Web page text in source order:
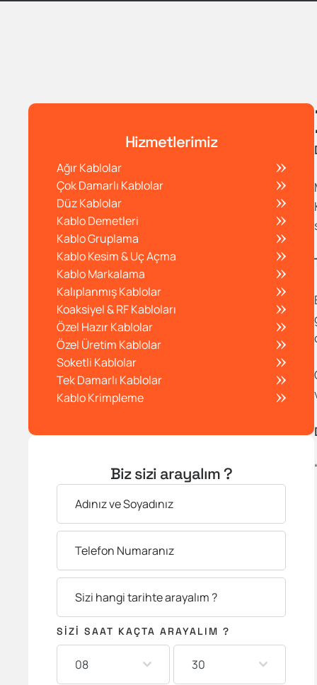
Hizmetlerimiz
Ağır Kablolar
Çok Damarlı Kablolar
Düz Kablolar
Kablo Demetleri
Kablo Gruplama
Kablo Kesim & Uç Açma
Kablo Markalama
Kalıplanmış Kablolar
Koaksiyel & RF Kabloları
Özel Hazır Kablolar
Özel Üretim Kablolar
Soketli Kablolar
Tek Damarlı Kablolar
Kablo Krimpleme
Biz sizi arayalım ?
SIZI SAAT KAÇTA ARAYALIM ?
08 30